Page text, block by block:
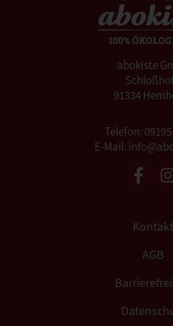
abokiste
91334
Telefon:
E-Mail:
Kontakt
AGB